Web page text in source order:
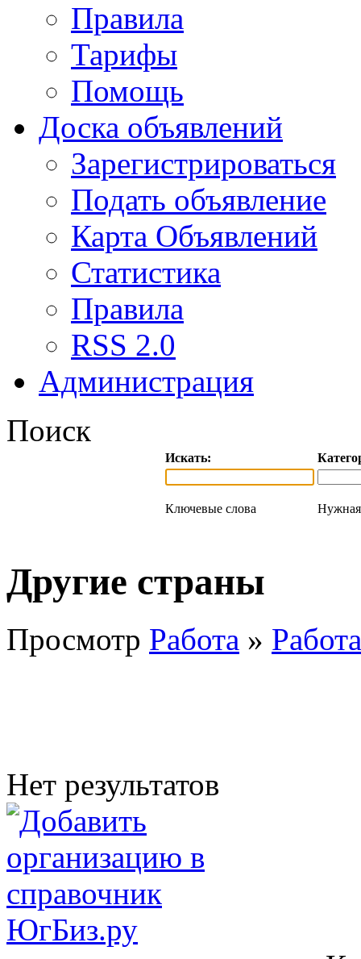
Правила
Тарифы
Помощь
Доска объявлений
Зарегистрироваться
Подать объявление
Карта Объявлений
Статистика
Правила
RSS 2.0
Администрация
Поиск
Искать:
Ключевые слова Нужная
Другие страны
Просмотр Работа »
Нет результатов